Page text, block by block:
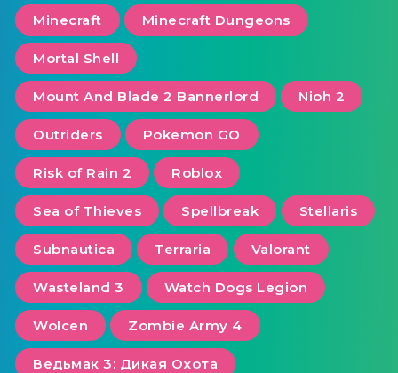
Minecraft Minecraft Dungeons
Mortal Shell
Mount And Blade 2 Bannerlord Nioh 2
Outriders Pokemon GO
Risk of Rain 2 Roblox
Sea of ​​Thieves Spellbreak Stellaris
Subnautica Terraria Valorant
Wasteland 3 Watch Dogs Legion
Wolcen Zombie Army 4
Ведьмак 3: Дикая Охота